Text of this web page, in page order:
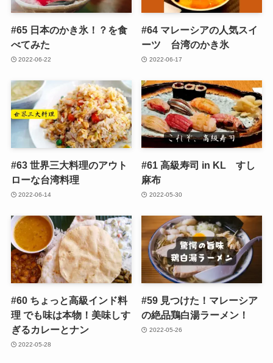
#65 日本のかき氷！？を食
べてみた
2022-06-22
#64 マレーシアの人気スイ
ーツ 台湾のかき氷
2022-06-17
#63 世界三大料理のアウト
ローな台湾料理
2022-06-14
#61 高級寿司 in KL すし
麻布
2022-05-30
#60 ちょっと高級インド料
理 でも味は本物！美味しす
ぎるカレーとナン
2022-05-28
#59 見つけた！マレーシア
の絶品鶏白湯ラーメン！
2022-05-26